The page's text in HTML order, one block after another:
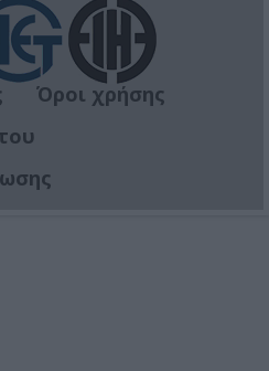
Όροι χρήσης